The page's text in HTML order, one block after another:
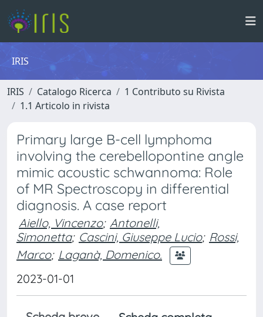
IRIS
IRIS Catalogo Ricerca
1 Contributo su Rivista
1.1 Articolo in rivista
Primary large B-cell lymphoma
involving the cerebellopontine angle
mimic acoustic schwannoma: Role
of MR Spectroscopy in differential
diagnosis. A case report
Aiello, Vincenzo; Antonelli,
Simonetta; Cascini, Giuseppe Lucio; Rossi,
Marco; Laganà, Domenico.
2023-01-01